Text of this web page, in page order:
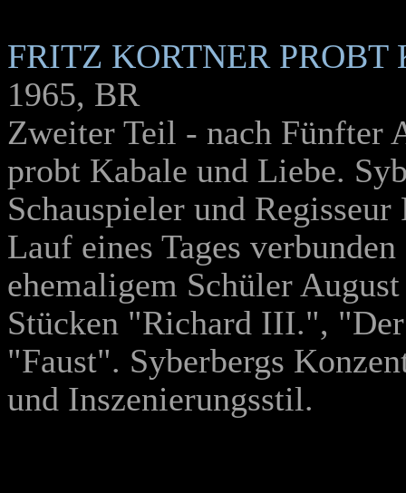
FRITZ KORTNER
1965, BR
Zweiter Teil - nach Fünfter
probt Kabale und Liebe.
Schauspieler und
Lauf eines Tages
ehemaligem Schüler
Stücken "Richard III.",
"Faust". Syberbergs
und Inszenierungsstil.